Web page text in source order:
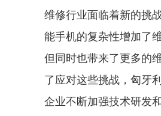
维修行业面临着新的挑
能手机的复杂性增加了
但同时也带来了更多的
了应对这些挑战，匈牙
企业不断加强技术研发